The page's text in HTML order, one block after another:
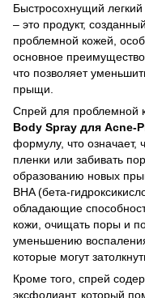
Быстросохнущий
– это продукт,
проблемной кожей,
основное
что позволяет
прыщи.
Спрей для проблемной
Body Spray для Acne-
формулу, что означает,
пленки или забивать
образованию новых
BHA (бета-
обладающие
кожи, очищать поры и
уменьшению
которые могут
Кроме того, спрей
эксфолиант, который